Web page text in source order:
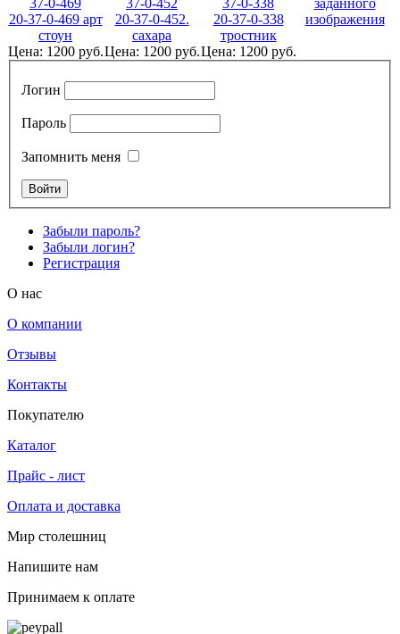
20-37-0-469 арт
стоун
Цена: 1200 руб.
20-37-0-452.
сахара
Цена: 1200 руб.
20-37-0-338
тростник
Цена: 1200 руб.
Логин
Пароль
Запомнить меня
Забыли пароль?
Забыли логин?
Регистрация
O нас
О компании
Отзывы
Контакты
Покупателю
Каталог
Прайс - лист
Оплата и доставка
Мир столешниц
Напишите нам
Принимаем к оплате